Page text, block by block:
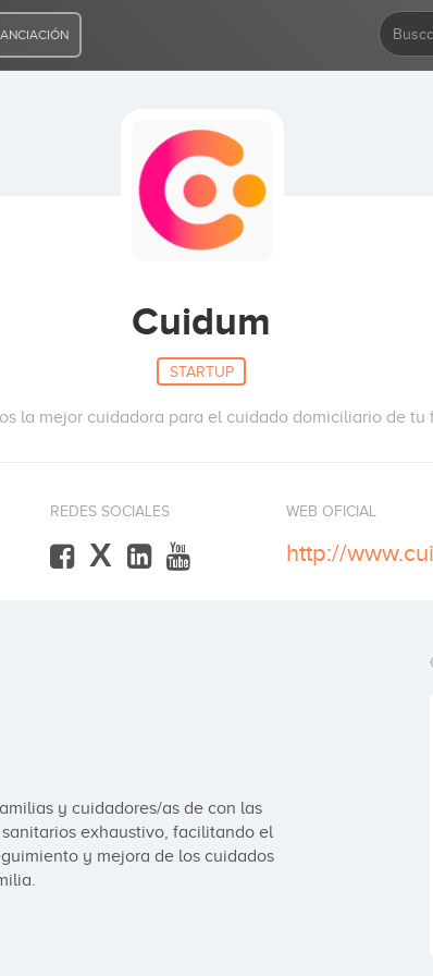
Cuidum
STARTUP
la mejor cuidadora para el cuidado domiciliario de tu
REDES SOCIALES
X
WEB OFICIAL
http://
y cuidadores/as de con las
exhaustivo, facilitando el
y mejora de los cuidados